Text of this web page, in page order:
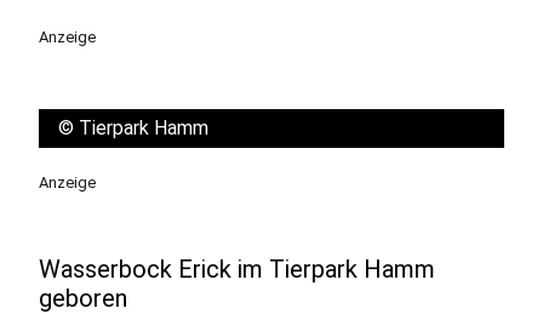
Anzeige
© Tierpark Hamm
Anzeige
Wasserbock Erick im Tierpark Hamm
geboren